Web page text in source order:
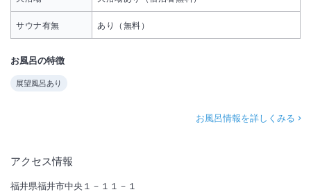
サウナ有無 あり（無料）
お風呂の特徴
展望風呂あり
お風呂情報を詳しくみる
アクセス情報
福井県福井市中央１－１１－１